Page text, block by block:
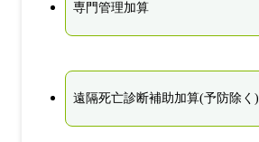
専門管理加算
遠隔死亡診断補助加算(予防除く)